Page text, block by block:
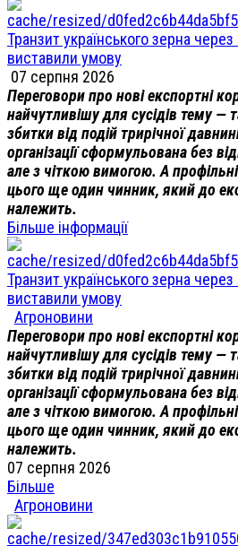
Транзит українського зерна через
виставили умову
07 серпня 2026
Переговори про нові експортні
найчутливішу для сусідів тему —
збитки від подій трирічної
організації сформульована без
але з чіткою вимогою. А
цього ще один чинник, який до
належить.
Більше інформації
Транзит українського зерна через
виставили умову
Агроновини
Переговори про нові експортні
найчутливішу для сусідів тему —
збитки від подій трирічної
організації сформульована без
але з чіткою вимогою. А
цього ще один чинник, який до
належить.
07 серпня 2026
Більше
Агроновини